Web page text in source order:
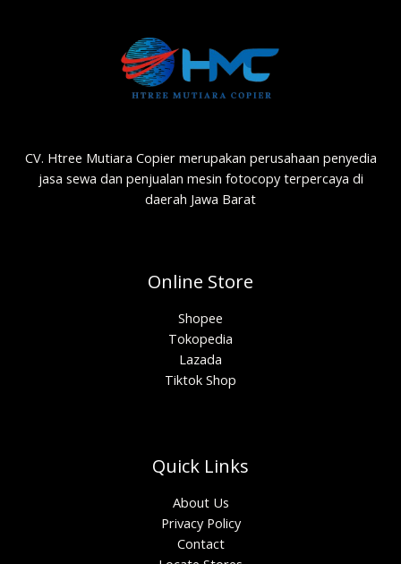
CV. Htree Mutiara Copier merupakan perusahaan penyedia
jasa sewa dan penjualan mesin fotocopy terpercaya di
daerah Jawa Barat
Online Store
Shopee
Tokopedia
Lazada
Tiktok Shop
Quick Links
About Us
Privacy Policy
Contact